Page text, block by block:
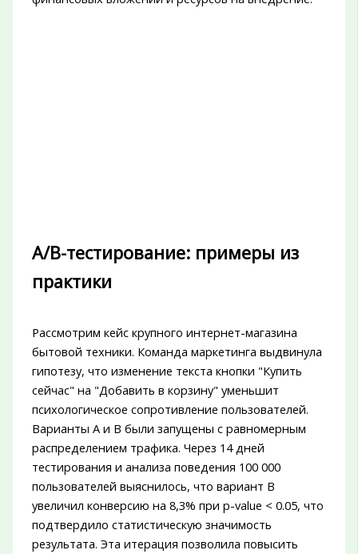
A/B-тестирование: примеры из
практики
Рассмотрим кейс крупного интернет-магазина
бытовой техники. Команда маркетинга выдвинула
гипотезу, что изменение текста кнопки "Купить
сейчас" на "Добавить в корзину" уменьшит
психологическое сопротивление пользователей.
Варианты A и B были запущены с равномерным
распределением трафика. Через 14 дней
тестирования и анализа поведения 100 000
пользователей выяснилось, что вариант B
увеличил конверсию на 8,3% при p-value < 0.05, что
подтвердило статистическую значимость
результата. Эта итерация позволила повысить